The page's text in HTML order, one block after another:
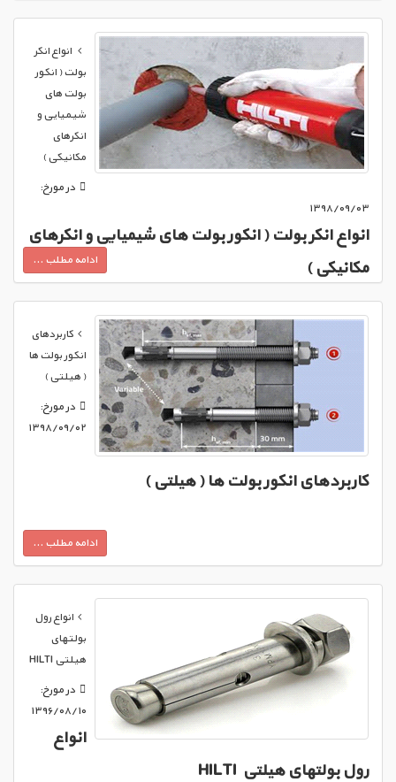
آسیب‌رسانی به مصالحی است ...
انواع انکر
بولت ( انکور
بولت های
شیمیایی و
انکرهای
مکانیکی )
در مورخ:
۱۳۹۸/۰۹/۰۳
انواع انکر بولت ( انکور بولت های شیمیایی و انکرهای
مکانیکی )
ادامه مطلب ...
کاربردهای
انکور بولت ها
( هیلتی )
در مورخ:
۱۳۹۸/۰۹/۰۲
کاربردهای انکور بولت ها ( هیلتی )
ادامه مطلب ...
انواع رول
بولتهای
هیلتی HILTI
در مورخ:
۱۳۹۶/۰۸/۱۰
انواع
رول بولتهای هیلتی HILTI